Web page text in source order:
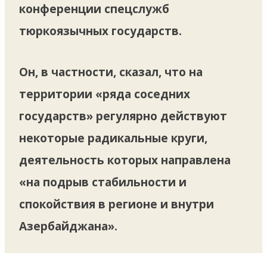
конференции спецслужб
тюркоязычных государств.
Он, в частности, сказал, что на
территории «ряда соседних
государств» регулярно действуют
некоторые радикальные круги,
деятельность которых направлена
«на подрыв стабильности и
спокойствия в регионе и внутри
Азербайджана».